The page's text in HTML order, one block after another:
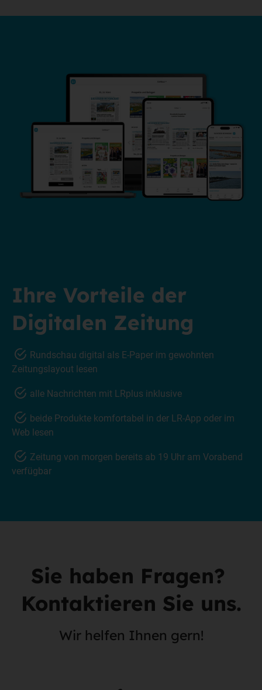
Ihre Vorteile der
Digitalen Zeitung
Rundschau digital als E-Paper im gewohnten
Zeitungslayout lesen
alle Nachrichten mit LRplus inklusive
beide Produkte komfortabel in der LR-App oder im
Web lesen
Zeitung von morgen bereits ab 19 Uhr am Vorabend
verfügbar
Sie haben Fragen?
Kontaktieren Sie uns.
Wir helfen Ihnen gern!